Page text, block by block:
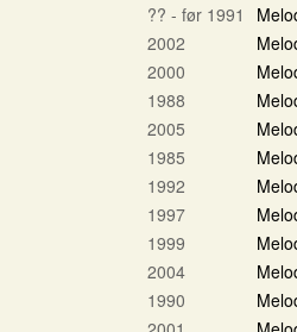
?? - før 1991
2002
2000
1988
2005
1985
1992
1997
1999
2004
1990